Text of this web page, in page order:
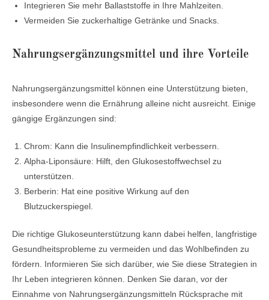
Integrieren Sie mehr Ballaststoffe in Ihre Mahlzeiten.
Vermeiden Sie zuckerhaltige Getränke und Snacks.
Nahrungsergänzungsmittel und ihre Vorteile
Nahrungsergänzungsmittel können eine Unterstützung bieten,
insbesondere wenn die Ernährung alleine nicht ausreicht. Einige
gängige Ergänzungen sind:
Chrom: Kann die Insulinempfindlichkeit verbessern.
Alpha-Liponsäure: Hilft, den Glukosestoffwechsel zu
unterstützen.
Berberin: Hat eine positive Wirkung auf den
Blutzuckerspiegel.
Die richtige Glukoseunterstützung kann dabei helfen, langfristige
Gesundheitsprobleme zu vermeiden und das Wohlbefinden zu
fördern. Informieren Sie sich darüber, wie Sie diese Strategien in
Ihr Leben integrieren können. Denken Sie daran, vor der
Einnahme von Nahrungsergänzungsmitteln Rücksprache mit